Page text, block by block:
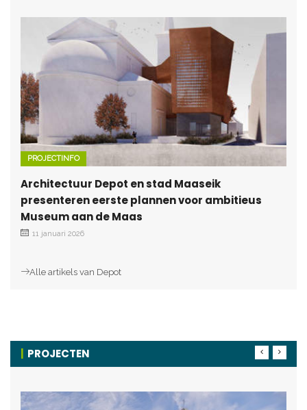
PROJECTINFO
Architectuur Depot en stad Maaseik
presenteren eerste plannen voor ambitieus
Museum aan de Maas
11 januari 2026
Alle artikels van Depot
PROJECTEN